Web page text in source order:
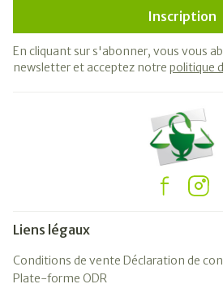
Inscription
En cliquant sur s'abonner, vous vous
newsletter et acceptez notre politique
Liens légaux
Conditions de vente Déclaration de
Plate-forme ODR